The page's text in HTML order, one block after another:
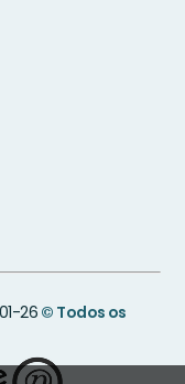
26© Todos os